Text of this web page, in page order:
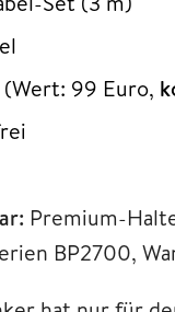
99 Euro,
Premium-
BP2700,